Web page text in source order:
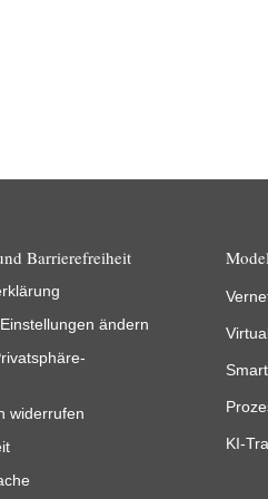
Barrierefreiheit
ändern
widerrufen
KI-